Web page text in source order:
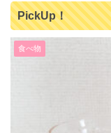
PickUp！
食べ物